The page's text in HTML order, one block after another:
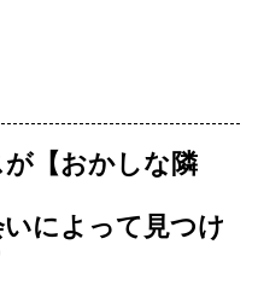
【おかしな隣
いによって見つけ